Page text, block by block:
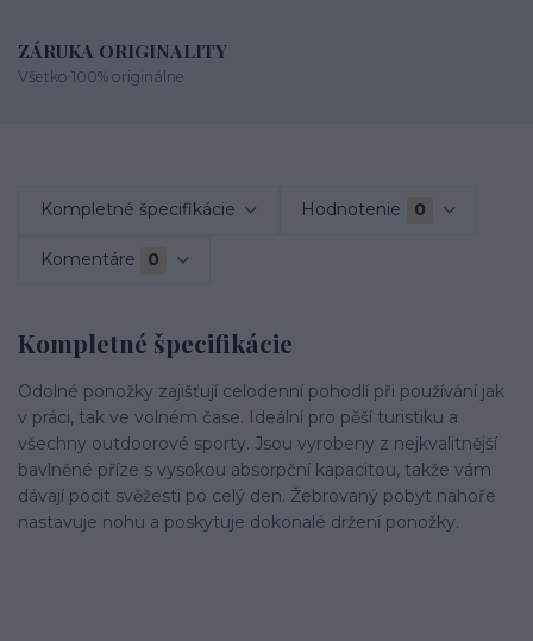
ZÁRUKA ORIGINALITY
Všetko 100% originálne
Kompletné špecifikácie Hodnotenie 0
Komentáre 0
Kompletné špecifikácie
Odolné ponožky zajišťují celodenní pohodlí při používání jak
v práci, tak ve volném čase. Ideální pro pěší turistiku a
všechny outdoorové sporty. Jsou vyrobeny z nejkvalitnější
bavlněné příze s vysokou absorpční kapacitou, takže vám
dávají pocit svěžesti po celý den. Žebrovaný pobyt nahoře
nastavuje nohu a poskytuje dokonalé držení ponožky.